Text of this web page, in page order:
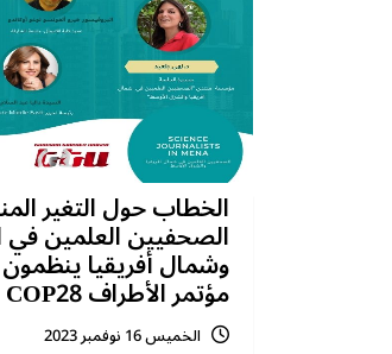
الخطاب حول التغير
الصحفيين العلمين
وشمال أفريقيا
مؤتمر الأطراف COP28 بدبي
الخميس 16 نوفمبر 2023